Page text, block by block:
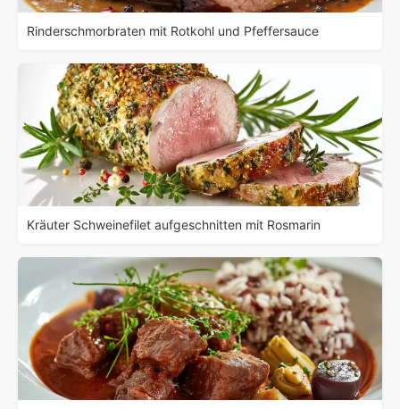
Rinderschmorbraten mit Rotkohl und Pfeffersauce
Kräuter Schweinefilet aufgeschnitten mit Rosmarin